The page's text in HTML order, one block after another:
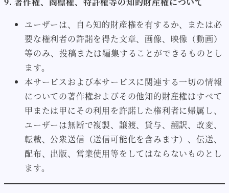
ユーザーは、自ら知的財産権を有するか、または必
要な権利者の許諾を得た文章、画像、映像（動画）
等のみ、投稿または編集することができるものとし
ます。
本サービスおよび本サービスに関連する一切の情報
についての著作権およびその他知的財産権はすべて
甲または甲にその利用を許諾した権利者に帰属し、
ユーザーは無断で複製、譲渡、貸与、翻訳、改変、
転載、公衆送信（送信可能化を含みます）、伝送、
配布、出版、営業使用等をしてはならないものとし
ます。